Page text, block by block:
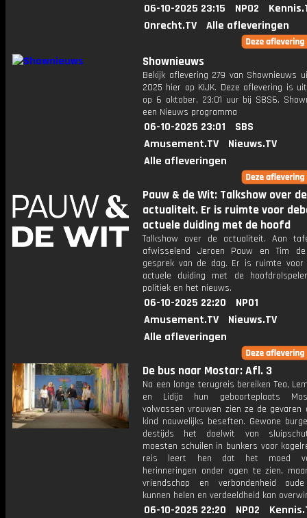
06-10-2025 23:15 NPO2
Onrecht.TV
Alle afleveringen
Shownieuws
Bekijk aflevering 279 van Shownieuws
2025 hier op KIJK. Deze aflevering is
op 6 oktober, 23:01 uur bij SBS6.
een Nieuws programma
06-10-2025 23:01
SBS
Amusement.TV
Nieuws.TV
Alle afleveringen
Pauw & de Wit: Talkshow over de
actualiteit. Er is ruimte voor
actuele duiding met de hoofd
Talkshow over de actualiteit. Aan
afwisselend Jeroen Pauw en Tim
gesprek van de dag. Er is ruimte
actuele duiding met de
politiek en het nieuws.
06-10-2025 22:20
NPO1
Amusement.TV
Nieuws.TV
Alle afleveringen
De bus naar Mostar: Afl. 3
Na een lange terugreis bereiken Tea,
en Lidija hun geboorteplaats
volwassen vrouwen zien ze de gevaren
kind nauwelijks beseften. Gewone
destijds het doelwit van
moesten schuilen in bunkers voor
reis leert hen dat het moed
herinneringen onder ogen te zien,
vriendschap en verbondenheid
kunnen helen en verdeeldheid kan
06-10-2025 22:20 NPO2